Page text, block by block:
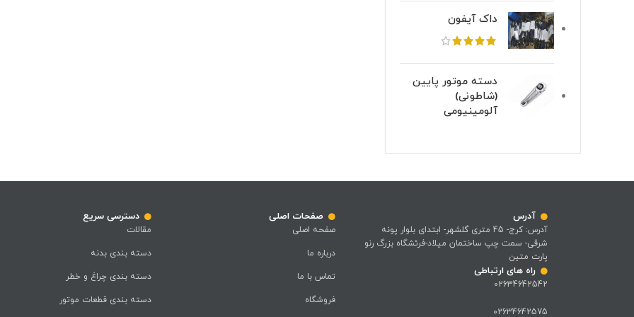
داک آیفون
دسته موتور پایین
(شاطونی)
آلومینیومی
آدرس
آدرس: کرج- 45 متری گلشهر- ابتدای بلوار پونه
شرقی- سمت چپ ساختمان میلاد-فرئشگاه بزرگ رنو
پارت متین
راه های ارتباطی
02634642542
02634642575
صفحات اصلی
صفحه اصلی
درباره ما
تماس با ما
فروشگاه
دسترسی سریع
مقالات
دسته بندی بدنه
دسته بندی چراغ و خطر
دسته بندی قطعات موتور